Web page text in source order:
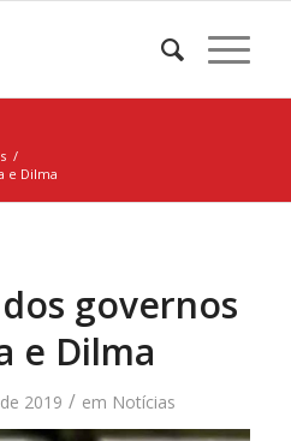
/
e Dilma
governos
e Dilma
2019 / em Notícias